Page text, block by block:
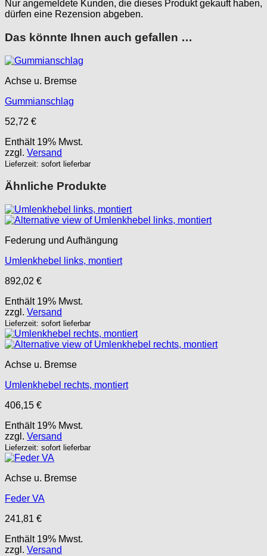
Nur angemeldete Kunden, die dieses Produkt gekauft haben,
dürfen eine Rezension abgeben.
Das könnte Ihnen auch gefallen …
Achse u. Bremse
Gummianschlag
52,72 €
Enthält 19% Mwst.
zzgl. Versand
Lieferzeit: sofort lieferbar
Ähnliche Produkte
Federung und Aufhängung
Umlenkhebel links, montiert
892,02 €
Enthält 19% Mwst.
zzgl. Versand
Lieferzeit: sofort lieferbar
Achse u. Bremse
Umlenkhebel rechts, montiert
406,15 €
Enthält 19% Mwst.
zzgl. Versand
Lieferzeit: sofort lieferbar
Achse u. Bremse
Feder VA
241,81 €
Enthält 19% Mwst.
zzgl. Versand